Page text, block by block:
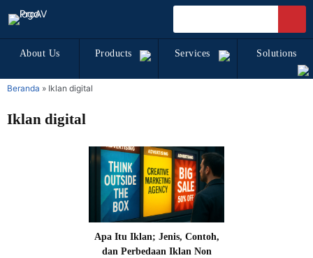
About Us Products Services Solutions
Beranda » Iklan digital
Iklan digital
Apa Itu Iklan; Jenis, Contoh,
dan Perbedaan Iklan Non